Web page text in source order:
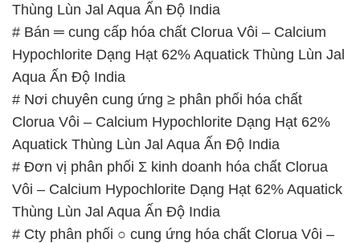
Thùng Lùn Jal Aqua Ấn Độ India
# Bán ═ cung cấp hóa chất Clorua Vôi – Calcium
Hypochlorite Dạng Hạt 62% Aquatick Thùng Lùn Jal
Aqua Ấn Độ India
# Nơi chuyên cung ứng ≥ phân phối hóa chất
Clorua Vôi – Calcium Hypochlorite Dạng Hạt 62%
Aquatick Thùng Lùn Jal Aqua Ấn Độ India
# Đơn vị phân phối Σ kinh doanh hóa chất Clorua
Vôi – Calcium Hypochlorite Dạng Hạt 62% Aquatick
Thùng Lùn Jal Aqua Ấn Độ India
# Cty phân phối ○ cung ứng hóa chất Clorua Vôi –